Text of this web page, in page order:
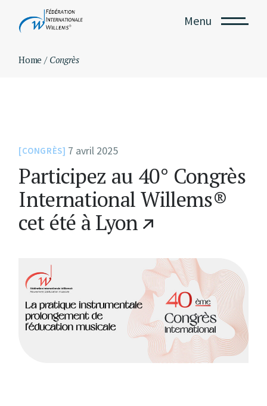
content
Menu
Home Congrès
CONGRÈS 7 avril 2025
Participez au 40° Congrès
International Willems®
cet été à Lyon